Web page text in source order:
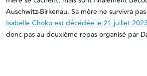
Auschwitz-Birkenau. Sa mère ne survivra
Isabelle Choko est décédée le 21 juillet
donc pas au deuxième repas organisé par